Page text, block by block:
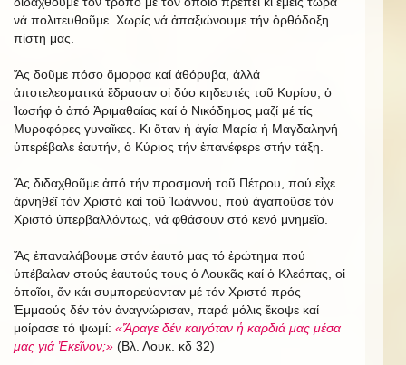
νά πολιτευθοῦμε. Χωρίς νά ἀπαξιώνουμε τήν ὀρθόδοξη
πίστη μας.
Ἄς δοῦμε πόσο ὄμορφα καί ἀθόρυβα, ἀλλά
ἀποτελεσματικά ἔδρασαν οἱ δύο κηδευτές τοῦ Κυρίου, ὁ
Ἰωσήφ ὁ ἀπό Ἀριμαθαίας καί ὁ Νικόδημος μαζί μέ τίς
Μυροφόρες γυναῖκες. Κι ὅταν ἡ ἁγία Μαρία ἡ Μαγδαληνή
ὑπερέβαλε ἑαυτήν, ὁ Κύριος τήν ἐπανέφερε στήν τάξη.
Ἄς διδαχθοῦμε ἀπό τήν προσμονή τοῦ Πέτρου, πού εἶχε
ἀρνηθεῖ τόν Χριστό καί τοῦ Ἰωάννου, πού ἀγαποῦσε τόν
Χριστό ὑπερβαλλόντως, νά φθάσουν στό κενό μνημεῖο.
Ἄς ἐπαναλάβουμε στόν ἑαυτό μας τό ἐρώτημα πού
ὑπέβαλαν στούς ἑαυτούς τους ὁ Λουκᾶς καί ὁ Κλεόπας, οἱ
ὁποῖοι, ἄν κάι συμπορεύονταν μέ τόν Χριστό πρός
Ἐμμαούς δέν τόν ἀναγνώρισαν, παρά μόλις ἔκοψε καί
μοίρασε τό ψωμί: «Ἄραγε δέν καιγόταν ἡ καρδιά μας μέσα
μας γιά Ἐκεῖνον;» (Βλ. Λουκ. κδ 32)